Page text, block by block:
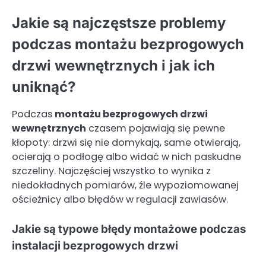
Jakie są najczęstsze problemy
podczas montażu bezprogowych
drzwi wewnętrznych i jak ich
uniknąć?
Podczas montażu bezprogowych drzwi
wewnętrznych czasem pojawiają się pewne
kłopoty: drzwi się nie domykają, same otwierają,
ocierają o podłogę albo widać w nich paskudne
szczeliny. Najczęściej wszystko to wynika z
niedokładnych pomiarów, źle wypoziomowanej
ościeżnicy albo błędów w regulacji zawiasów.
Jakie są typowe błędy montażowe podczas
instalacji bezprogowych drzwi